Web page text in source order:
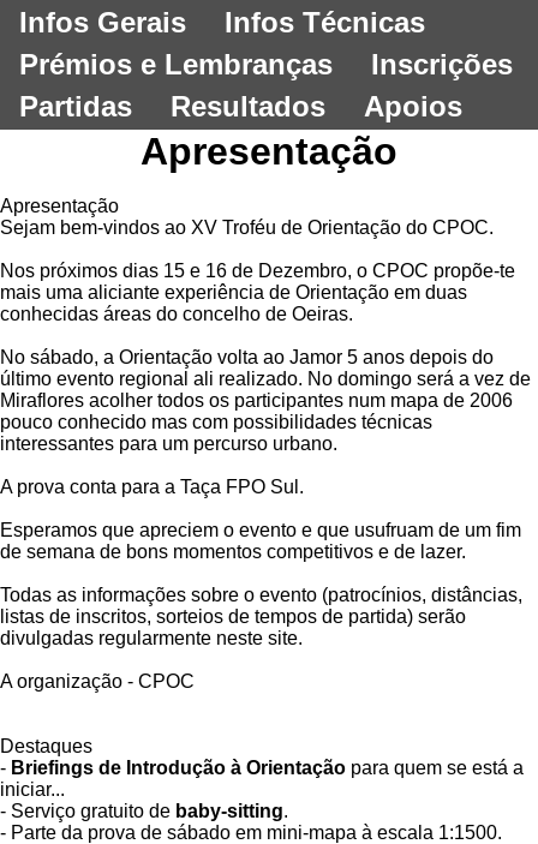
Infos Gerais
Infos Técnicas
Prémios e Lembranças
Inscrições
Partidas
Resultados Apoios
Apresentação
Apresentação
Sejam bem-vindos ao XV Troféu de Orientação do CPOC.
Nos próximos dias 15 e 16 de Dezembro, o CPOC propõe-te
mais uma aliciante experiência de Orientação em duas
conhecidas áreas do concelho de Oeiras.
No sábado, a Orientação volta ao Jamor 5 anos depois do
último evento regional ali realizado. No domingo será a vez de
Miraflores acolher todos os participantes num mapa de 2006
pouco conhecido mas com possibilidades técnicas
interessantes para um percurso urbano.
A prova conta para a Taça FPO Sul.
Esperamos que apreciem o evento e que usufruam de um fim
de semana de bons momentos competitivos e de lazer.
Todas as informações sobre o evento (patrocínios, distâncias,
listas de inscritos, sorteios de tempos de partida) serão
divulgadas regularmente neste site.
A organização - CPOC
Destaques
- Briefings de Introdução à Orientação para quem se está a
iniciar...
- Serviço gratuito de baby-sitting.
- Parte da prova de sábado em mini-mapa à escala 1:1500.